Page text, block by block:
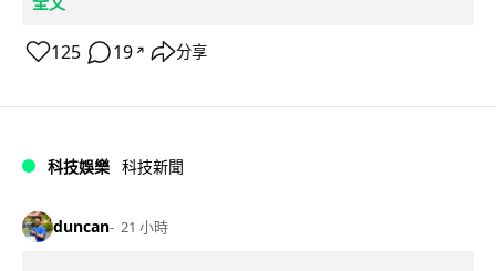
125 19 ↗ 分享
科技娛樂 科技新聞
duncan 21 小時